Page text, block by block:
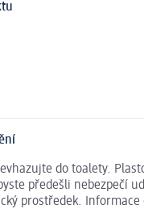
do toalety.
předešli nebezpečí
prostředek. Informace